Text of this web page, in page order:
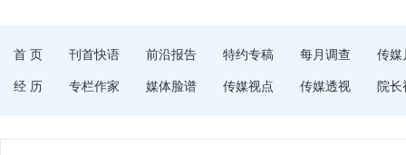
首 页 刊首快语 前沿报告 特约专稿 每月调查 传媒
经 历 专栏作家 媒体脸谱 传媒视点 传媒透视 院长